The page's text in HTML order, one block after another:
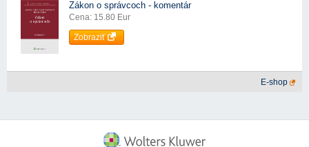
Zákon o správcoch - komentár
Cena: 15.80 Eur
Zobraziť
E-shop